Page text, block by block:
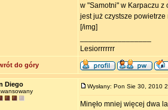
w "Samotni" w Karpaczu z
jest już czystsze powietrze
[/img]
Lesiorrrrrrr
do góry
Diego Wysłany: Pon Sie 30, 2010
Minęło mniej więcej dwa